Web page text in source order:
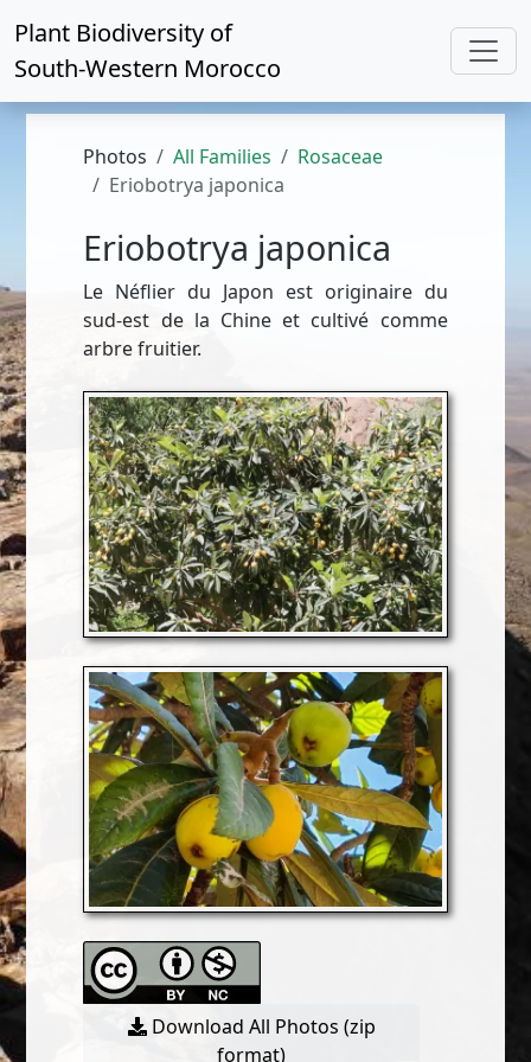
Plant Biodiversity of
South-Western Morocco
Photos All Families
Rosaceae
Eriobotrya japonica
Eriobotrya japonica
Le Néflier du Japon est originaire du
sud-est de la Chine et cultivé comme
arbre fruitier.
Download All Photos (zip
format)